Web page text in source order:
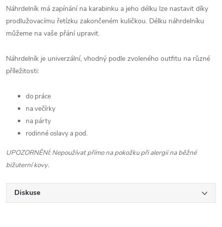
Náhrdelník má zapínání na karabinku a jeho délku lze nastavit díky
prodlužovacímu řetízku zakončeném kuličkou. Délku náhrdelníku
můžeme na vaše přání upravit.
Náhrdelník je univerzální, vhodný podle zvoleného outfitu na různé
příležitosti:
do práce
na večírky
na párty
rodinné oslavy a pod.
UPOZORNĚNÍ: Nepoužívat přímo na pokožku při alergii na běžné
bižuterní kovy.
Diskuse